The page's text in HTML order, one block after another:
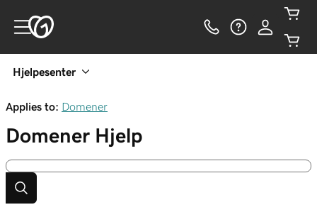
Hjelpesenter
Applies to: Domener
Domener Hjelp